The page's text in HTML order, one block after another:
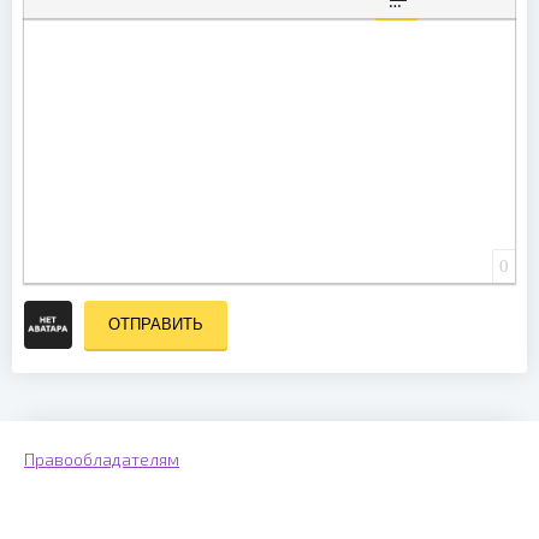
0
ОТПРАВИТЬ
Правообладателям